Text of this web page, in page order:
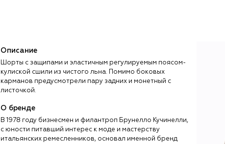
Описание
Шорты с защипами и эластичным регулируемым поясом-
кулиской сшили из чистого льна. Помимо боковых
карманов предусмотрели пару задних и монетный с
листочкой.
О бренде
В 1978 году бизнесмен и филантроп Брунелло Кучинелли,
с юности питавший интерес к моде и мастерству
итальянских ремесленников, основал именной бренд